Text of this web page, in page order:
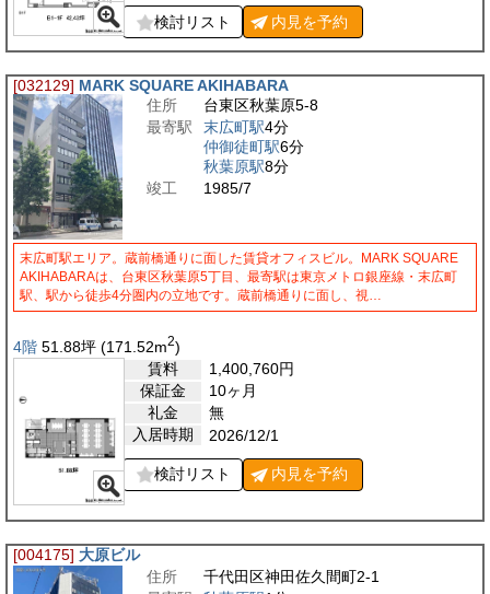
検討リスト 内見を予約
[032129] MARK SQUARE AKIHABARA
住所
台東区秋葉原5-8
最寄駅
末広町駅4分
仲御徒町駅6分
秋葉原駅8分
竣工
1985/7
末広町駅エリア。蔵前橋通りに面した賃貸オフィスビル。MARK SQUARE
AKIHABARAは、台東区秋葉原5丁目、最寄駅は東京メトロ銀座線・末広町
駅、駅から徒歩4分圏内の立地です。蔵前橋通りに面し、視…
4階 51.88坪 (171.52m2)
賃料
1,400,760円
保証金
10ヶ月
礼金
無
入居時期
2026/12/1
検討リスト 内見を予約
[004175] 大原ビル
住所
千代田区神田佐久間町2-1